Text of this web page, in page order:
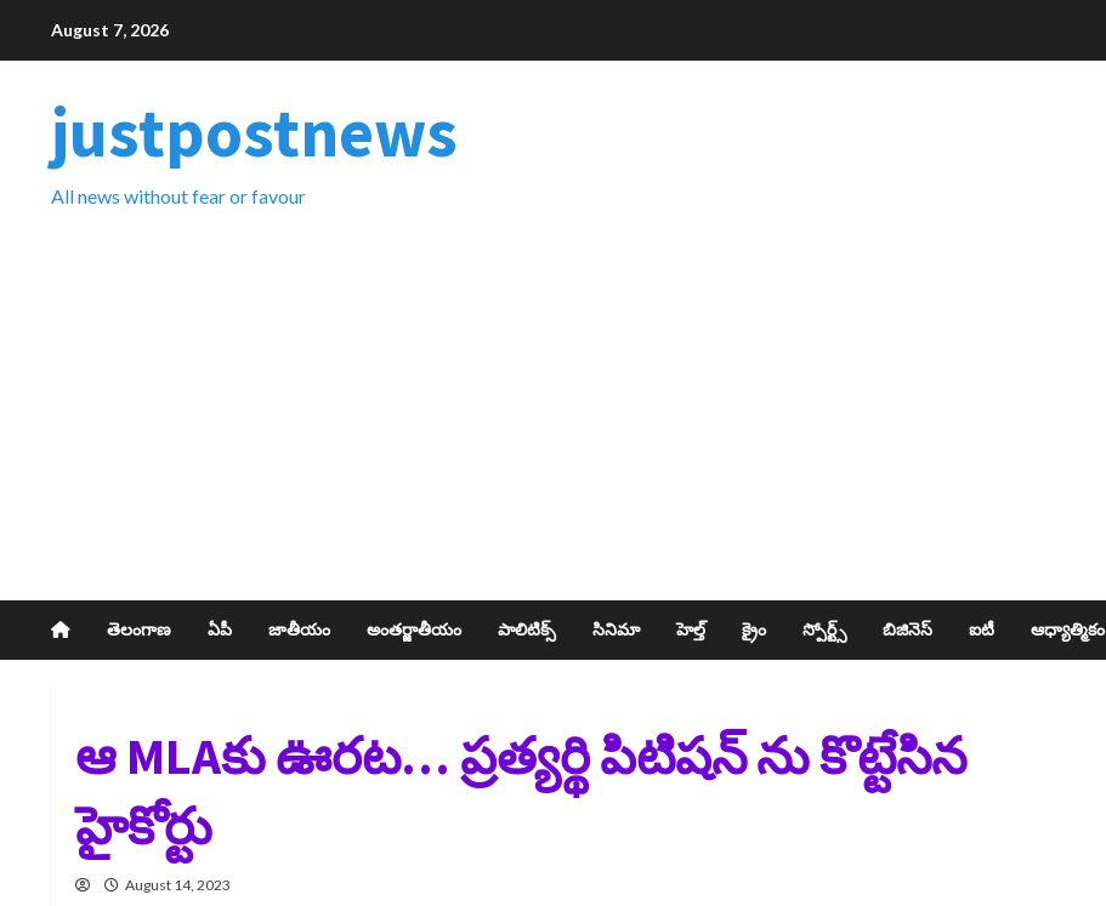
August 7, 2026
justpostnews
All news without fear or favour
తెలంగాణ ఏపీ జాతీయం అంతర్జాతీయం పాలిటిక్స్​ సినిమా హెల్త్​ క్రైం స్పోర్ట్స్​ బిజినెస్​ ఐటీ ఆధ్యాత్మికం
ఆ MLAకు ఊరట… ప్రత్యర్థి పిటిషన్ ను కొట్టేసిన
హైకోర్టు
August 14, 2023